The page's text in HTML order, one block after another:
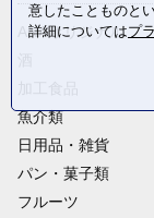
ANAオリジナル
魚介類
日用品・雑貨
パン・菓子類
フルーツ
意したことものと
詳細についてはプ